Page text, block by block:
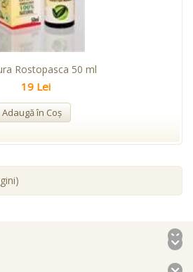
Rostopasca 50 ml
19 Lei
Adaugă în Coş